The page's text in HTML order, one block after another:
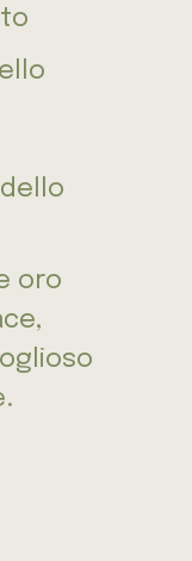
oro